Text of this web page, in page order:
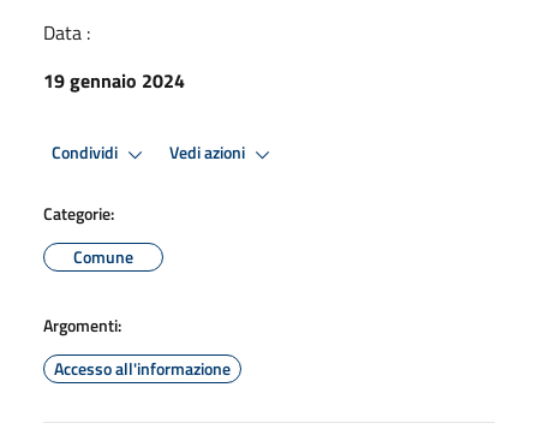
Data :
19 gennaio 2024
Condividi Vedi azioni
Categorie:
Comune
Argomenti:
Accesso all'informazione